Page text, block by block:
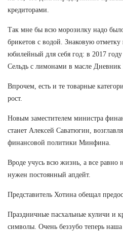
кредиторами.
Так мне бы всю морозилку надо
брикетов с водой. Знаковую отметку
юбилейный для себя год: в 2017
Сельдь с лимонами в масле
Впрочем, есть и те товарные
рост.
Новым заместителем министра
станет Алексей Саватюгин,
финансовой политики Минфина.
Вроде учусь всю жизнь, а все
нужен постоянный апдейт.
Представитель Хотина обещал
Праздничные пасхальные куличи и
символы. Очень беззубо теперь